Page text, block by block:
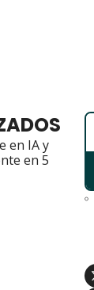
en IA y
en 5